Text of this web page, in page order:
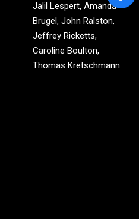
Jalil Lespert, Amanda
Brugel, John Ralston,
Jeffrey Ricketts,
Caroline Boulton,
Thomas Kretschmann